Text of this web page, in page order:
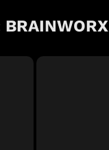
BRAINWORX